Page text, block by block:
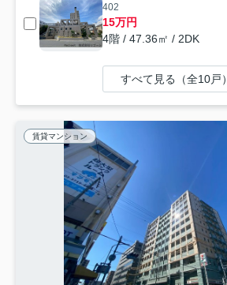
402
15万円
4階 / 47.36㎡ / 2DK
すべて見る（全10戸）
賃貸マンション